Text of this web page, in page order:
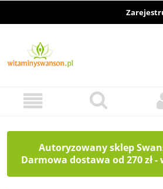
Autoryzowany sklep
Darmowa dostawa od 270 zł